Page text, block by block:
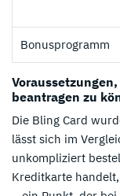
Bonusprogramm
beantragen zu
Die Bling Card
lässt sich im
unkompliziert
Kreditkarte